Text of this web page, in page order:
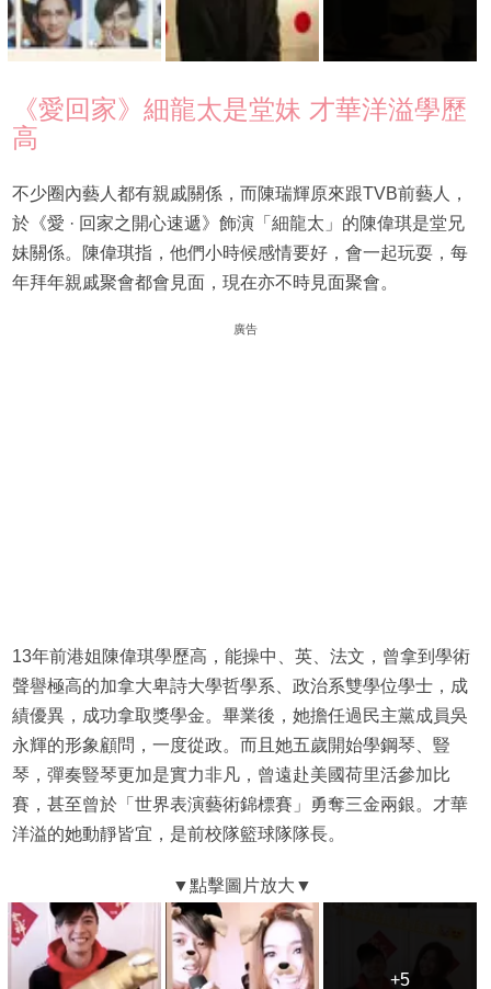
《愛回家》細龍太是堂妹 才華洋溢學歷
高
不少圈內藝人都有親戚關係，而陳瑞輝原來跟TVB前藝人，
於《愛 · 回家之開心速遞》飾演「細龍太」的陳偉琪是堂兄
妹關係。陳偉琪指，他們小時候感情要好，會一起玩耍，每
年拜年親戚聚會都會見面，現在亦不時見面聚會。
廣告
13年前港姐陳偉琪學歷高，能操中、英、法文，曾拿到學術
聲譽極高的加拿大卑詩大學哲學系、政治系雙學位學士，成
績優異，成功拿取獎學金。畢業後，她擔任過民主黨成員吳
永輝的形象顧問，一度從政。而且她五歲開始學鋼琴、豎
琴，彈奏豎琴更加是實力非凡，曾遠赴美國荷里活參加比
賽，甚至曾於「世界表演藝術錦標賽」勇奪三金兩銀。才華
洋溢的她動靜皆宜，是前校隊籃球隊隊長。
+5
+5